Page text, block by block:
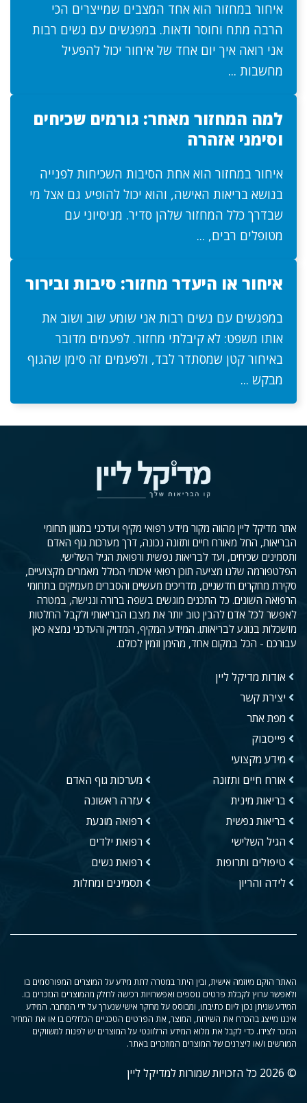
איחור במחזור הוא אחד המצבים שמייצרים הכי
הרבה מתח וחוסר ודאות. במפגשים עם נשים רבות
אני רואה איך יום אחד של איחור יכול להפעיל
מחשבות ...
למה המחזור מאחר: גורמים שכיחים
וסימני אזהרה
איחור במחזור הוא אחת הסיבות השכיחות לפנייה
בנושא בריאות האישה, והוא יכול להופיע גם אצל מי
שבדרך כלל המחזור שלהן סדיר. מניסיוני עם
מטופלים רבים, ...
איחור או היעדר מחזור: סיבות ובירור
במפגשים עם נשים רבות אני שומע שוב ושוב את
אותו משפט: לא קיבלתי מחזור. לפעמים מדובר
באיחור קטן שמסתדר לבד, ולפעמים זה סימן שהגוף
מבקש ...
אתר מדיקל ליין מהווה מקור מידע רפואי מקיף ועדכני במגוון תחומי
הבריאות, החל מאורח חיים ותזונה נכונה, דרך מערכות גוף האדם
ותסמינים שכיחים, ועד לבריאות נפשית ורפואת הגיל השלישי.
הפלטפורמה שלנו מציעה תוכן רפואי איכותי הכולל מאמרים מקצועיים,
סקירת מחקרים חדשניים, מדריכים מעשיים והסברים מעמיקים בתחומי
הרפואה השונים. כל התכנים מוגשים בשפה ברורה ונגישה, במטרה
לאפשר לכל אדם להבין טוב יותר את מצבו הבריאותי ולקבל החלטות
מושכלות בנוגע לבריאותו. המידע המקיף, המדויק והעדכני נמצא כאן
עבורכם - הכל במקום אחד, מהימן וזמין לכולם.
אודות מדיקל ליין
יצירת קשר
מפת אתר
פייסבוק
מידע מקצועי
אורח חיים ותזונה
בריאות מינית
בריאות נפשית
הגיל השלישי
טיפולים ותרופות
לידה והריון
מערכות גוף האדם
עזרה ראשונה
רפואה מונעת
רפואת ילדים
רפואת נשים
תסמינים ומחלות
האתר הוקם מיוזמה אישית, ובין היתר במטרה לתת מידע על המוצרים המפורסמים בו
ולאפשר ערוץ לקבלת פרטים נוספים ואפשרויות רכישה לחלק מהמוצרים הנזכרים בו.
המידע שניתן נכון ליום כתיבתו, ומבוסס על מחקר אישי שנערך על ידי המחבר. המידע
איננו מייצג בהכרח את השירות, המוצר, את הפרטים הטכניים הכלולים בו או את המחיר
הנזכר לצידו. כדי לקבל את מלוא המידע הרלוונטי על המוצרים יש לפנות למשווקים
המורשים ו/או ליצרנים של המוצרים המוזכרים באתר.
© 2026 כל הזכויות שמורות למדיקל ליין